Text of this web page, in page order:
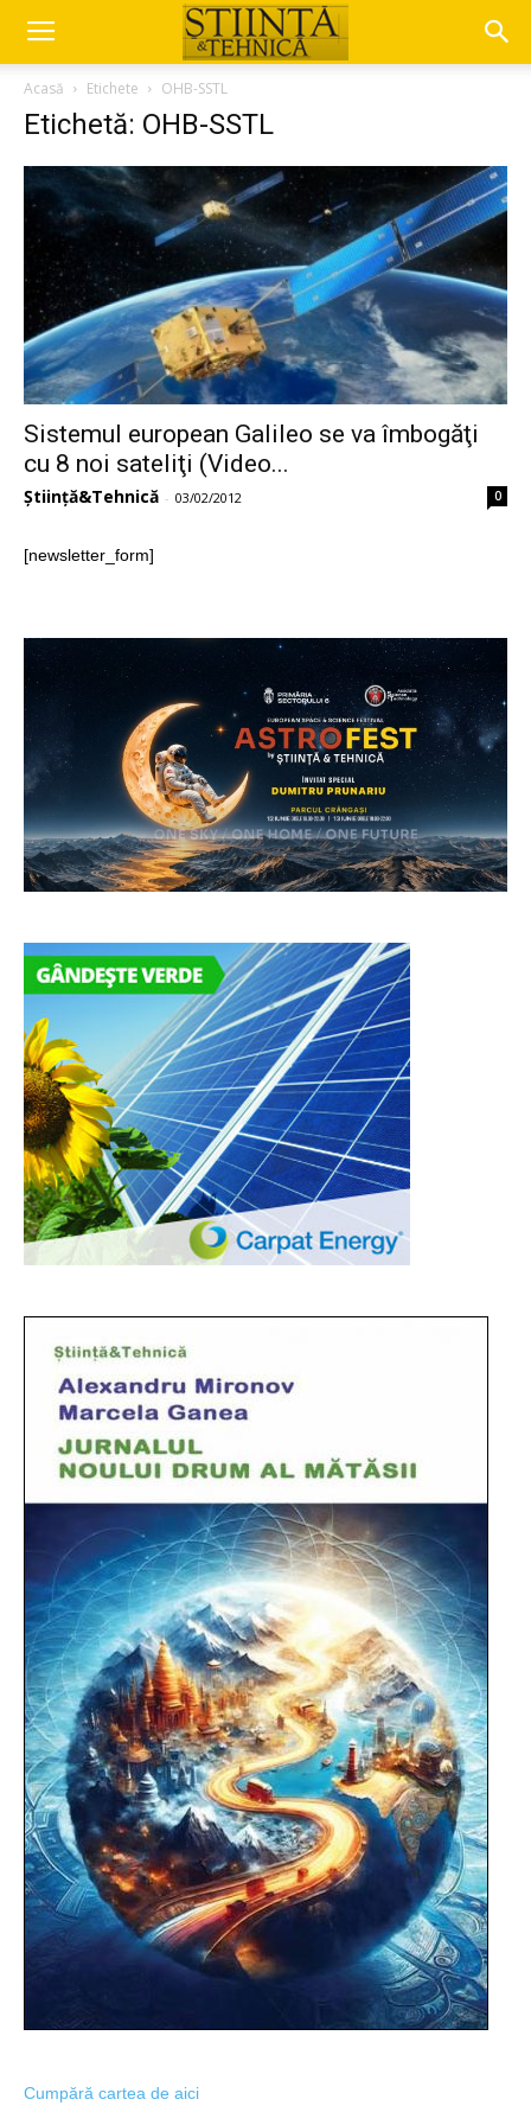
Acasă Etichete OHB-SSTL
Etichetă: OHB-SSTL
Sistemul european Galileo se va îmbogăţi
cu 8 noi sateliţi (Video...
Știință&Tehnică - 03/02/2012 0
[newsletter_form]
Cumpără cartea de aici